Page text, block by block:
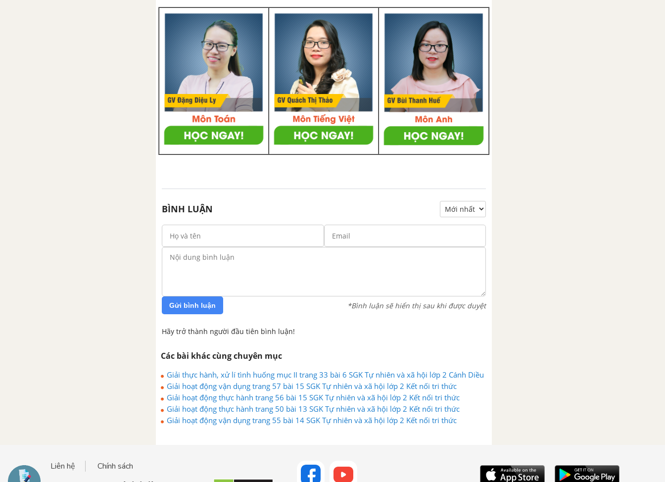
BÌNH LUẬN
Gửi bình luận *Bình luận sẽ hiển thị sau khi được duyệt
Hãy trở thành người đầu tiên bình luận!
Các bài khác cùng chuyên mục
Giải thực hành, xử lí tình huống mục II trang 33 bài 6 SGK Tự nhiên và xã hội lớp 2 Cánh Diều
Giải hoạt động vận dụng trang 57 bài 15 SGK Tự nhiên và xã hội lớp 2 Kết nối tri thức
Giải hoạt động thực hành trang 56 bài 15 SGK Tự nhiên và xã hội lớp 2 Kết nối tri thức
Giải hoạt động thực hành trang 50 bài 13 SGK Tự nhiên và xã hội lớp 2 Kết nối tri thức
Giải hoạt động vận dụng trang 55 bài 14 SGK Tự nhiên và xã hội lớp 2 Kết nối tri thức
Liên hệ Chính sách